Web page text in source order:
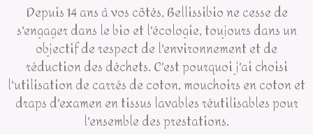
Depuis 14 ans à vos côtés, Bellissibio ne cesse de
s'engager dans le bio et l'écologie, toujours dans un
objectif de respect de l'environnement et de
réduction des déchets. C'est pourquoi j'ai choisi
l'utilisation de carrés de coton, mouchoirs en coton et
draps d'examen en tissus lavables réutilisables pour
l'ensemble des prestations.